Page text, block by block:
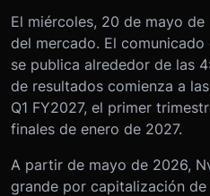
El miércoles, 20 de mayo
del mercado. El
se publica alrededor de las
de resultados comienza a
Q1 FY2027, el primer
finales de enero de 2027.
A partir de mayo de 2026,
grande por capitalización